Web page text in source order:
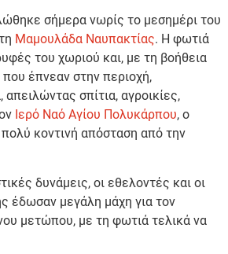
σήμερα νωρίς το μεσημέρι του
Μαμουλάδα Ναυπακτίας. Η φωτιά
του χωριού και, με τη βοήθεια
έπνεαν στην περιοχή,
σπίτια, αγροικίες,
Ιερό Ναό Αγίου Πολυκάρπου, ο
κοντινή απόσταση από την
δυνάμεις, οι εθελοντές και οι
έδωσαν μεγάλη μάχη για τον
μετώπου, με τη φωτιά τελικά να